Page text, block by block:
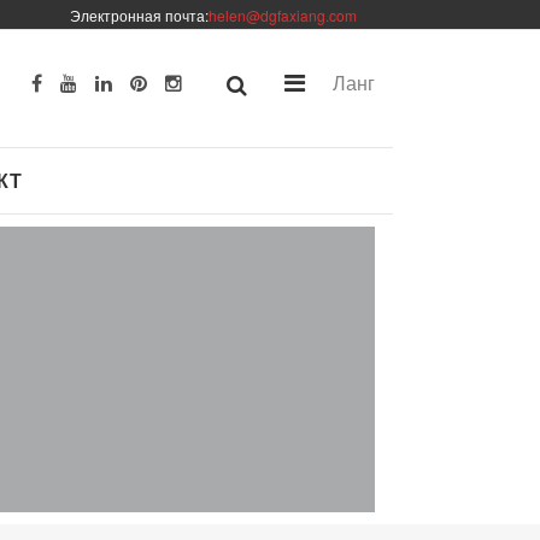
Электронная почта:helen@dgfaxiang.com
Ланг